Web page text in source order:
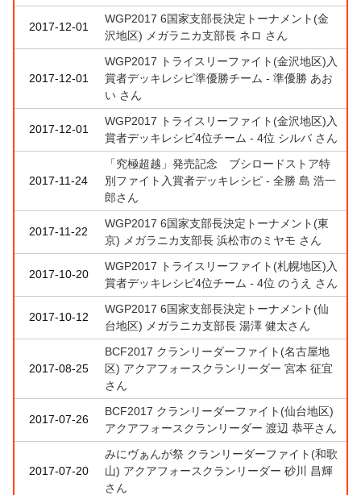
2017-12-01
WGP2017 6国家支部長決定トーナメント(金
沢地区) メガラニカ支部長 ネロ さん
2017-12-01
WGP2017 トライスリーファイト(金沢地区)入
賞者デッキレシピ準優勝チーム - 準優勝 あお
い さん
2017-12-01
WGP2017 トライスリーファイト(金沢地区)入
賞者デッキレシピ4位チーム - 4位 シルバ さん
2017-11-24
「究極超越」発売記念 ブシロードストア特
別ファイト入賞者デッキレシピ - 全勝 島 浩一
郎さん
2017-11-22
WGP2017 6国家支部長決定トーナメント(東
京) メガラニカ支部長 浜松市のミヤモ さん
2017-10-20
WGP2017 トライスリーファイト(札幌地区)入
賞者デッキレシピ4位チーム - 4位 のうえ さん
2017-10-12
WGP2017 6国家支部長決定トーナメント(仙
台地区) メガラニカ支部長 湯澤 健太さん
2017-08-25
BCF2017 クランリーダーファイト(名古屋地
区) アクアフォースクランリーダー 宮本 征宜
さん
2017-07-26
BCF2017 クランリーダーファイト(仙台地区)
アクアフォースクランリーダー 渡辺 恭平さん
2017-07-20
みにヴぁんが祭 クランリーダーファイト(和歌
山) アクアフォースクランリーダー 砂川 昌輝
さん